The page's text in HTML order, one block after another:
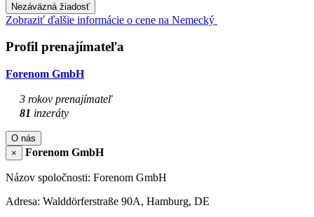
Nezáväzná žiadosť
Zobraziť ďalšie informácie o cene na Nemecký
Profil prenajímateľa
Forenom GmbH
3 rokov prenajímateľ
81 inzeráty
O nás
×
Forenom GmbH
Názov spoločnosti: Forenom GmbH
Adresa: Walddörferstraße 90A, Hamburg, DE